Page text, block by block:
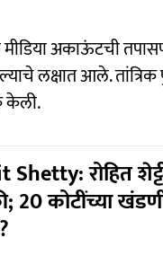
मीडिया अकाऊंटची
लक्षात आले.
केली.
रोहित
20 कोटींच्या